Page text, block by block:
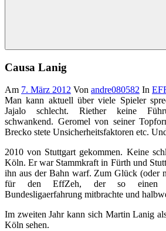
Causa Lanig
Am 7. März 2012 Von andre080582 In
Man kann aktuell über viele Spieler
Jajalo schlecht. Riether keine
schwankend. Geromel von seiner
Brecko stete Unsicherheitsfaktoren etc.
2010 von Stuttgart gekommen. Keine
Köln. Er war Stammkraft in Fürth und
ihn aus der Bahn warf. Zum Glück (oder
für den EffZeh, der so einen
Bundesligaerfahrung mitbrachte und
Im zweiten Jahr kann sich Martin Lanig
Köln sehen.